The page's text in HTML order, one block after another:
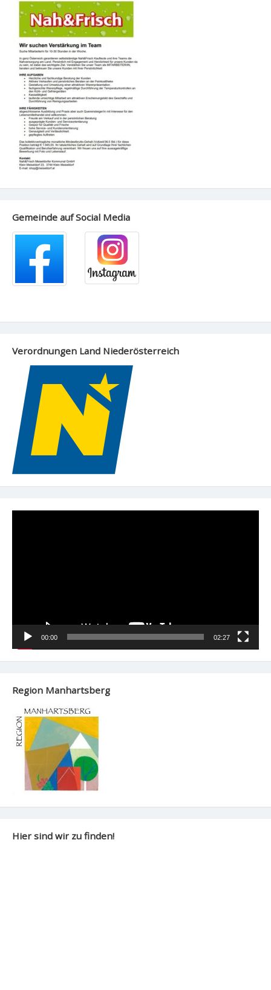
Gemeinde auf Social Media
Verordnungen Land Niederösterreich
00:00 02:27
Region Manhartsberg
Hier sind wir zu finden!